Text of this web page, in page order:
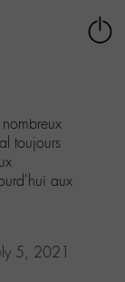
toujours
aux
5, 2021